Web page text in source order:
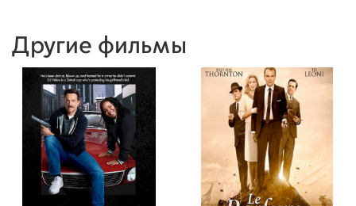
Другие фильмы